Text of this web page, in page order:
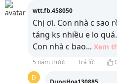
wtt.fb.458050
Chị ơi. Con nhà c sao
táng ks nhiều e lo
Con nhà c bao... Xem
5 năm trước Trả lời
D